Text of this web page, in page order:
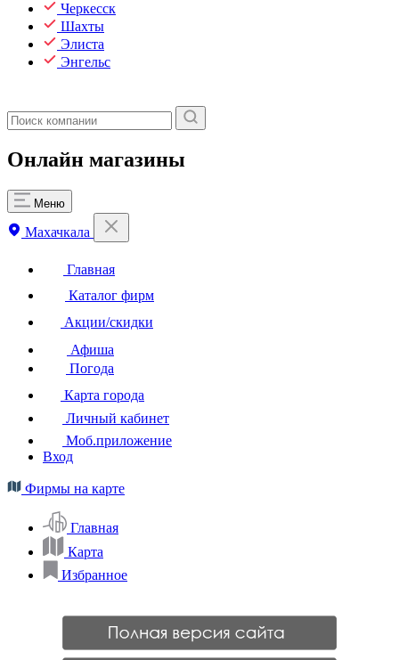
Черкесск
Шахты
Элиста
Энгельс
Онлайн магазины
Меню
Махачкала
Главная
Каталог фирм
Акции/скидки
Афиша
Погода
Карта города
Личный кабинет
Моб.приложение
Вход
Фирмы на карте
Главная
Карта
Избранное